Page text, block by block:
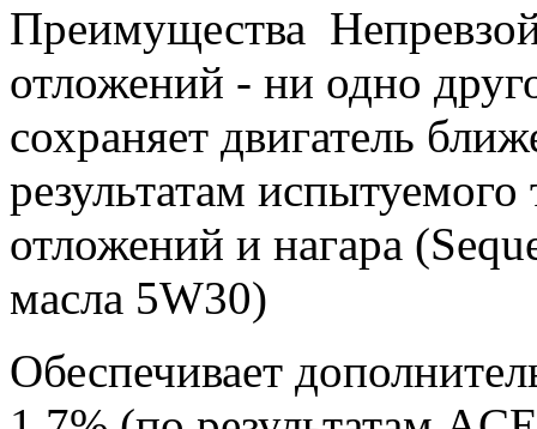
Преимущества
отложений - ни одно
сохраняет двигатель
результатам испытуемого
отложений и нагара
масла 5W30)
Обеспечивает